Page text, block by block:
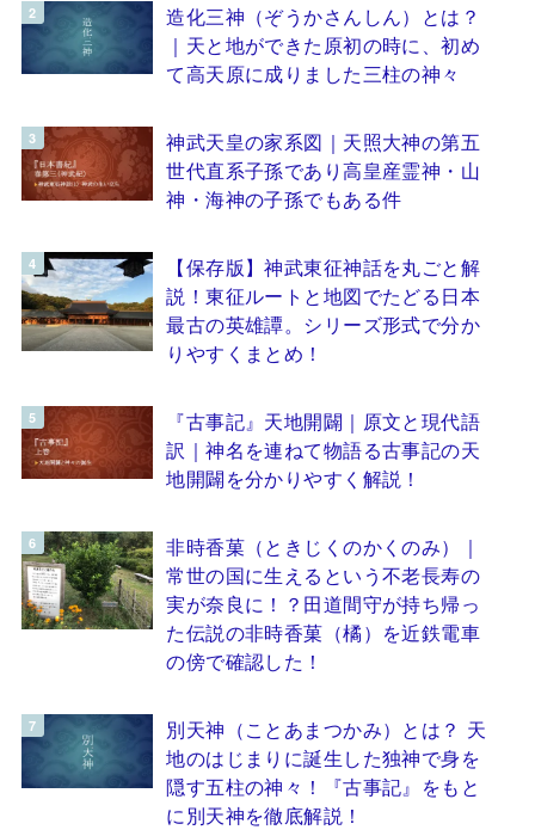
造化三神（ぞうかさんしん）とは？
｜天と地ができた原初の時に、初め
て高天原に成りました三柱の神々
神武天皇の家系図｜天照大神の第五
世代直系子孫であり高皇産霊神・山
神・海神の子孫でもある件
【保存版】神武東征神話を丸ごと解
説！東征ルートと地図でたどる日本
最古の英雄譚。シリーズ形式で分か
りやすくまとめ！
『古事記』天地開闢｜原文と現代語
訳｜神名を連ねて物語る古事記の天
地開闢を分かりやすく解説！
非時香菓（ときじくのかくのみ）｜
常世の国に生えるという不老長寿の
実が奈良に！？田道間守が持ち帰っ
た伝説の非時香菓（橘）を近鉄電車
の傍で確認した！
別天神（ことあまつかみ）とは？ 天
地のはじまりに誕生した独神で身を
隠す五柱の神々！『古事記』をもと
に別天神を徹底解説！